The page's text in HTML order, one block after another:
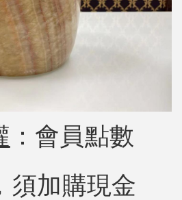
：會員點數
須加購現金